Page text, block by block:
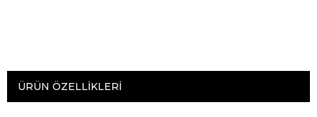
ÜRÜN ÖZELLIKLERI